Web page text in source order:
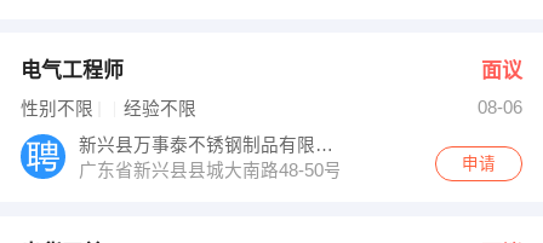
电气工程师 面议
性别不限 经验不限
08-06
新兴县万事泰不锈钢制品有限公司
广东省新兴县县城大南路48-50号
申请